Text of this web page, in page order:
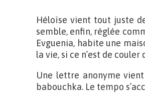
Héloïse vient tout juste
semble, enfin, réglée
Evguenia, habite une
la vie, si ce n’est de
Une lettre anonyme
babouchka. Le tempo